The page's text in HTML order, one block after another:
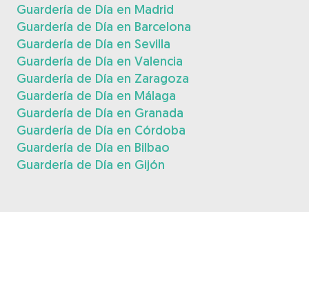
Guardería de Día en Madrid
Guardería de Día en Barcelona
Guardería de Día en Sevilla
Guardería de Día en Valencia
Guardería de Día en Zaragoza
Guardería de Día en Málaga
Guardería de Día en Granada
Guardería de Día en Córdoba
Guardería de Día en Bilbao
Guardería de Día en Gijón